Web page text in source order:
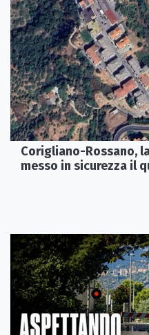
Corigliano-Rossano,
messo in sicurezza il